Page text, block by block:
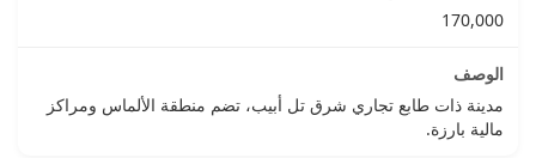
170,000
مدينة ذات طابع تجاري شرق تل أبيب، تضم منطقة الألماس ومراكز
مالية بارزة.